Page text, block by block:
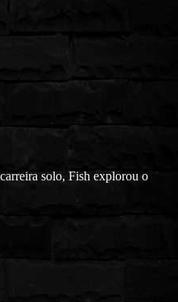
solo, Fish explorou o